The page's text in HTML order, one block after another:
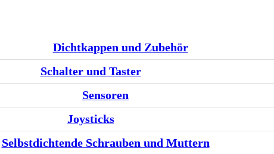
Dichtkappen und Zubehör
Schalter und Taster
Sensoren
Joysticks
Selbstdichtende Schrauben und Muttern